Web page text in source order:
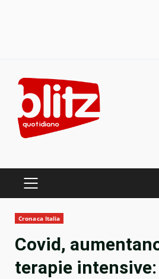
content
PRIMARY
Cronaca Italia
Covid,
terapie intensive: